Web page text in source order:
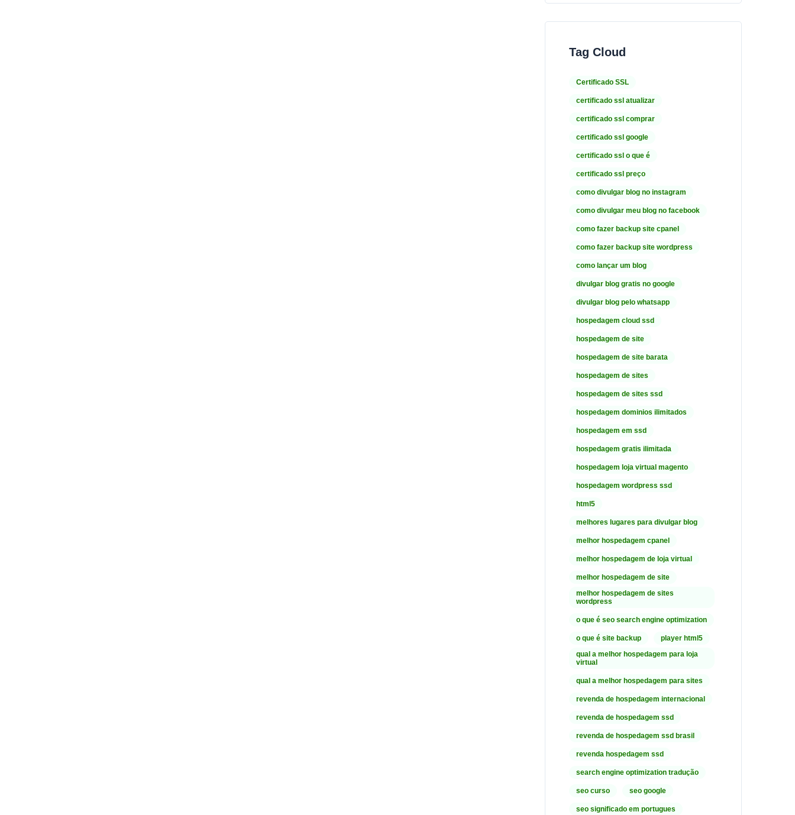
Tag Cloud
Certificado SSL
certificado ssl atualizar
certificado ssl comprar
certificado ssl google
certificado ssl o que é
certificado ssl preço
como divulgar blog no instagram
como divulgar meu blog no facebook
como fazer backup site cpanel
como fazer backup site wordpress
como lançar um blog
divulgar blog gratis no google
divulgar blog pelo whatsapp
hospedagem cloud ssd
hospedagem de site
hospedagem de site barata
hospedagem de sites
hospedagem de sites ssd
hospedagem dominios ilimitados
hospedagem em ssd
hospedagem gratis ilimitada
hospedagem loja virtual magento
hospedagem wordpress ssd
html5
melhores lugares para divulgar blog
melhor hospedagem cpanel
melhor hospedagem de loja virtual
melhor hospedagem de site
melhor hospedagem de sites
wordpress
o que é seo search engine optimization
o que é site backup
player html5
qual a melhor hospedagem para loja
virtual
qual a melhor hospedagem para sites
revenda de hospedagem internacional
revenda de hospedagem ssd
revenda de hospedagem ssd brasil
revenda hospedagem ssd
search engine optimization tradução
seo curso seo google
seo significado em portugues